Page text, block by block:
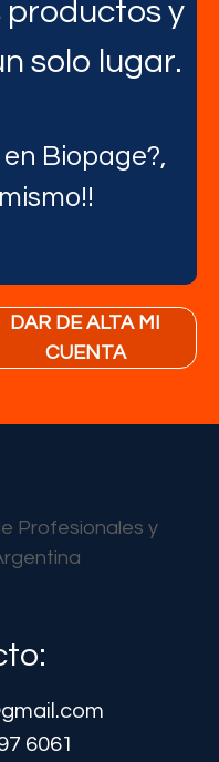
productos y
solo lugar.
Biopage?,
DAR DE ALTA MI
CUENTA
6061